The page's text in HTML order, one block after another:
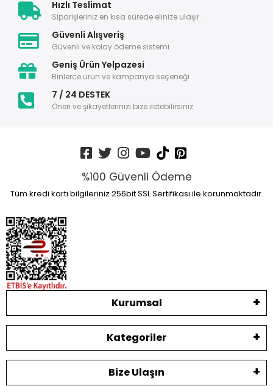
Hızlı Teslimat
Siparişleriniz en kısa sürede elinize ulaşır.
Güvenli Alışveriş
Güvenli ve kolay ödeme sistemi
Geniş Ürün Yelpazesi
Binlerce ürün ve kampanya seçeneği
7 / 24 DESTEK
Öneri ve şikayetlerinizi bize iletebilirsiniz.
%100 Güvenli Ödeme
Tüm kredi kartı bilgileriniz 256bit SSL Sertifikası ile korunmaktadır.
Kurumsal
Kategoriler
Bize Ulaşın